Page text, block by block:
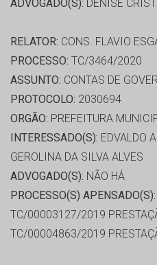
ADVOGADO(S): DENISE
RELATOR: CONS. FLAVIO
PROCESSO: TC/3464/2020
ASSUNTO: CONTAS DE
PROTOCOLO: 2030694
ORGÃO: PREFEITURA
INTERESSADO(S): EDVALDO
GEROLINA DA SILVA ALVES
ADVOGADO(S): NÃO HÁ
PROCESSO(S) APENSADO(S):
TC/00003127/2019
TC/00004863/2019